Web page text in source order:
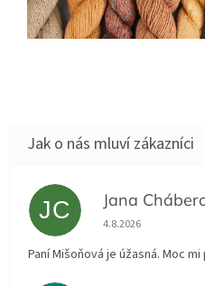
JC Jana
Hodnocení
4.8.2026
Paní Mišoňová je úžasná. Moc